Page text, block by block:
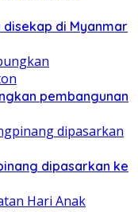
disekap di Myanmar
pembangunan
dipasarkan ke